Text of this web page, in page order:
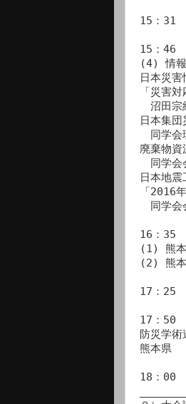
15：31
15：46
(4) 情報
日本災
「災害
沼田宗
日本集
同学会
廃棄物資
同学会
日本地
「2016
同学会
16：35
(1) 熊本
(2) 熊本
17：25
17：50
防災学術
熊本県
18：00